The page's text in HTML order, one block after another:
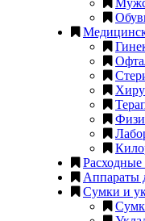
Аппараты
Сумки и